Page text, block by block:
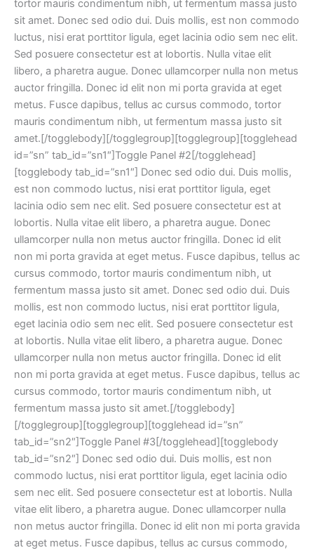
tortor mauris condimentum nibh, ut fermentum massa justo
sit amet. Donec sed odio dui. Duis mollis, est non commodo
luctus, nisi erat porttitor ligula, eget lacinia odio sem nec elit.
Sed posuere consectetur est at lobortis. Nulla vitae elit
libero, a pharetra augue. Donec ullamcorper nulla non metus
auctor fringilla. Donec id elit non mi porta gravida at eget
metus. Fusce dapibus, tellus ac cursus commodo, tortor
mauris condimentum nibh, ut fermentum massa justo sit
amet.[/togglebody][/togglegroup][togglegroup][togglehead
id=”sn” tab_id=”sn1″]Toggle Panel #2[/togglehead]
[togglebody tab_id=”sn1″] Donec sed odio dui. Duis mollis,
est non commodo luctus, nisi erat porttitor ligula, eget
lacinia odio sem nec elit. Sed posuere consectetur est at
lobortis. Nulla vitae elit libero, a pharetra augue. Donec
ullamcorper nulla non metus auctor fringilla. Donec id elit
non mi porta gravida at eget metus. Fusce dapibus, tellus ac
cursus commodo, tortor mauris condimentum nibh, ut
fermentum massa justo sit amet. Donec sed odio dui. Duis
mollis, est non commodo luctus, nisi erat porttitor ligula,
eget lacinia odio sem nec elit. Sed posuere consectetur est
at lobortis. Nulla vitae elit libero, a pharetra augue. Donec
ullamcorper nulla non metus auctor fringilla. Donec id elit
non mi porta gravida at eget metus. Fusce dapibus, tellus ac
cursus commodo, tortor mauris condimentum nibh, ut
fermentum massa justo sit amet.[/togglebody]
[/togglegroup][togglegroup][togglehead id=”sn”
tab_id=”sn2″]Toggle Panel #3[/togglehead][togglebody
tab_id=”sn2″] Donec sed odio dui. Duis mollis, est non
commodo luctus, nisi erat porttitor ligula, eget lacinia odio
sem nec elit. Sed posuere consectetur est at lobortis. Nulla
vitae elit libero, a pharetra augue. Donec ullamcorper nulla
non metus auctor fringilla. Donec id elit non mi porta gravida
at eget metus. Fusce dapibus, tellus ac cursus commodo,